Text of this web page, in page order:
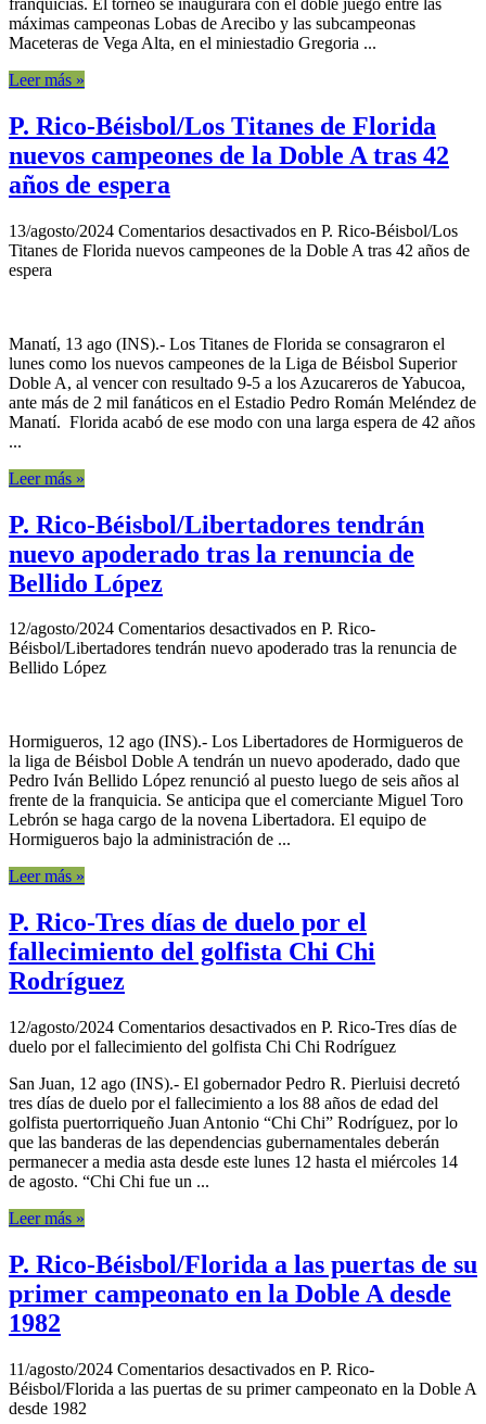
máximas campeonas Lobas de Arecibo y las subcampeonas
Maceteras de Vega Alta, en el miniestadio Gregoria ...
Leer más »
P. Rico-Béisbol/Los Titanes de Florida
nuevos campeones de la Doble A tras 42
años de espera
13/agosto/2024 Comentarios desactivados en P. Rico-Béisbol/Los
Titanes de Florida nuevos campeones de la Doble A tras 42 años de
espera
Manatí, 13 ago (INS).- Los Titanes de Florida se consagraron el
lunes como los nuevos campeones de la Liga de Béisbol Superior
Doble A, al vencer con resultado 9-5 a los Azucareros de Yabucoa,
ante más de 2 mil fanáticos en el Estadio Pedro Román Meléndez de
Manatí. Florida acabó de ese modo con una larga espera de 42 años
...
Leer más »
P. Rico-Béisbol/Libertadores tendrán
nuevo apoderado tras la renuncia de
Bellido López
12/agosto/2024 Comentarios desactivados en P. Rico-
Béisbol/Libertadores tendrán nuevo apoderado tras la renuncia de
Bellido López
Hormigueros, 12 ago (INS).- Los Libertadores de Hormigueros de
la liga de Béisbol Doble A tendrán un nuevo apoderado, dado que
Pedro Iván Bellido López renunció al puesto luego de seis años al
frente de la franquicia. Se anticipa que el comerciante Miguel Toro
Lebrón se haga cargo de la novena Libertadora. El equipo de
Hormigueros bajo la administración de ...
Leer más »
P. Rico-Tres días de duelo por el
fallecimiento del golfista Chi Chi
Rodríguez
12/agosto/2024 Comentarios desactivados en P. Rico-Tres días de
duelo por el fallecimiento del golfista Chi Chi Rodríguez
San Juan, 12 ago (INS).- El gobernador Pedro R. Pierluisi decretó
tres días de duelo por el fallecimiento a los 88 años de edad del
golfista puertorriqueño Juan Antonio “Chi Chi” Rodríguez, por lo
que las banderas de las dependencias gubernamentales deberán
permanecer a media asta desde este lunes 12 hasta el miércoles 14
de agosto. “Chi Chi fue un ...
Leer más »
P. Rico-Béisbol/Florida a las puertas de su
primer campeonato en la Doble A desde
1982
11/agosto/2024 Comentarios desactivados en P. Rico-
Béisbol/Florida a las puertas de su primer campeonato en la Doble A
desde 1982